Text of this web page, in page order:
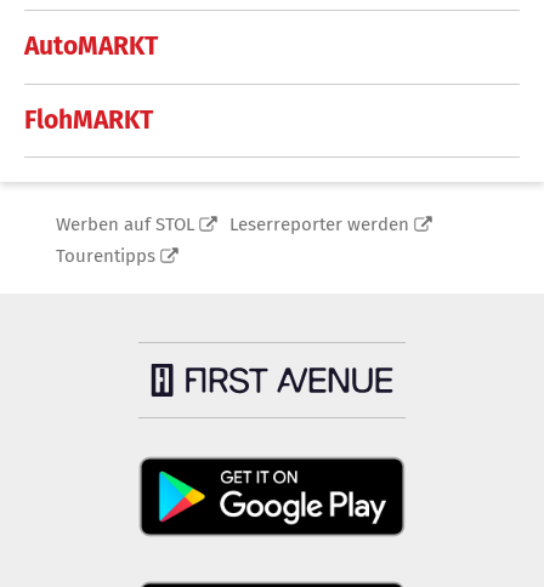
AutoMARKT
FlohMARKT
Werben auf STOL
Leserreporter werden
Tourentipps